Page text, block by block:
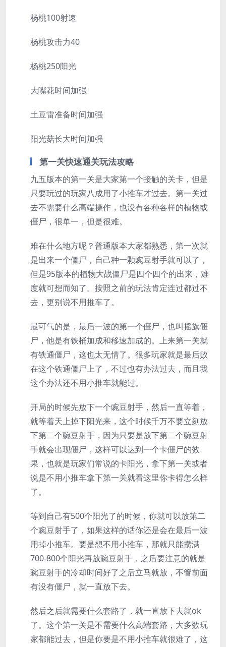
杨桃100射速
杨桃攻击力40
杨桃250阳光
大嘴花时间加强
土豆雷准备时间加强
阳光菇长大时间加强
第一关快速通关玩法攻略
九五版本的第一关是大家第一个接触的关卡，但是
只要玩过的玩家八成用了小推车才过去。第一关过
去不需要什么高端操作，也没有各种各样的植物或
僵尸，很单一，但是很难。
难在什么地方呢？普通版本大家都熟悉，第一次就
是出来一个僵尸，自己种一颗豌豆射手就可以了，
但是95版本的植物大战僵尸是四个四个的出来，难
度就可想而知了。按照之前的玩法肯定连过都过不
去，更别说不用推车了。
最可气的是，最后一波的第一个僵尸，也叫摇旗僵
尸，他是有铁桶加成和移速加成的。上来第一关就
有铁通僵尸，这也太无情了。很多玩家就是最后败
在这个铁通僵尸上了，不过也有办法过去，而且我
这个办法还不用小推车就能过。
开局的时候先放下一个豌豆射手，然后一直等着，
就等着天上掉下阳光来，这个时候千万不要立刻放
下第二个豌豆射手，因为只要是放下第二个豌豆射
手就会出现僵尸，这样可以达到一个卡僵尸的效
果，也就是玩家们常说的卡阳光，拿下第一关或者
说是不用小推车拿下第一关就看这里你卡得怎么样
了。
等到自己有500个阳光了的时候，你就可以放第二
个豌豆射手了，如果这样的话你还是会在最后一波
用掉小推车。要是想不用小推车，那就只能攒满
700-800个阳光再放豌豆射手，之后要注意的就是
豌豆射手的冷却时间好了之后立马就放，不管前面
有没有僵尸，就一直放下去。
然后之后就需要什么套路了，就一直放下去就ok
了。这个第一关是不需要什么高端套路，大多数玩
家都能过去，但是你要是不用小推车就很难了，这